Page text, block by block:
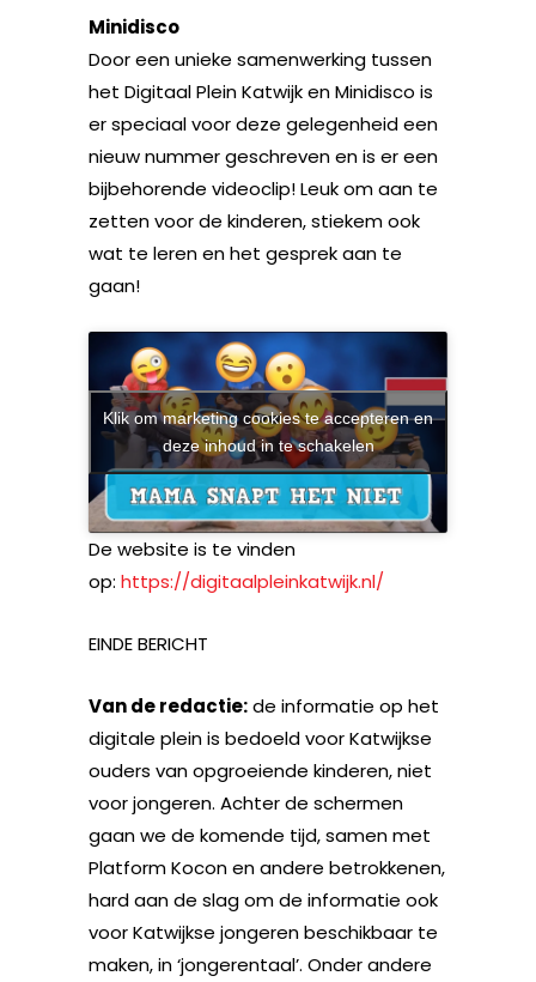
Minidisco
Door een unieke samenwerking tussen
het Digitaal Plein Katwijk en Minidisco is
er speciaal voor deze gelegenheid een
nieuw nummer geschreven en is er een
bijbehorende videoclip! Leuk om aan te
zetten voor de kinderen, stiekem ook
wat te leren en het gesprek aan te
gaan!
Klik om marketing cookies te accepteren en
deze inhoud in te schakelen
De website is te vinden
op: https://digitaalpleinkatwijk.nl/
EINDE BERICHT
Van de redactie:de informatie op het
digitale plein is bedoeld voor Katwijkse
ouders van opgroeiende kinderen, niet
voor jongeren. Achter de schermen
gaan we de komende tijd, samen met
Platform Kocon en andere betrokkenen,
hard aan de slag om de informatie ook
voor Katwijkse jongeren beschikbaar te
maken, in ‘jongerentaal’. Onder andere